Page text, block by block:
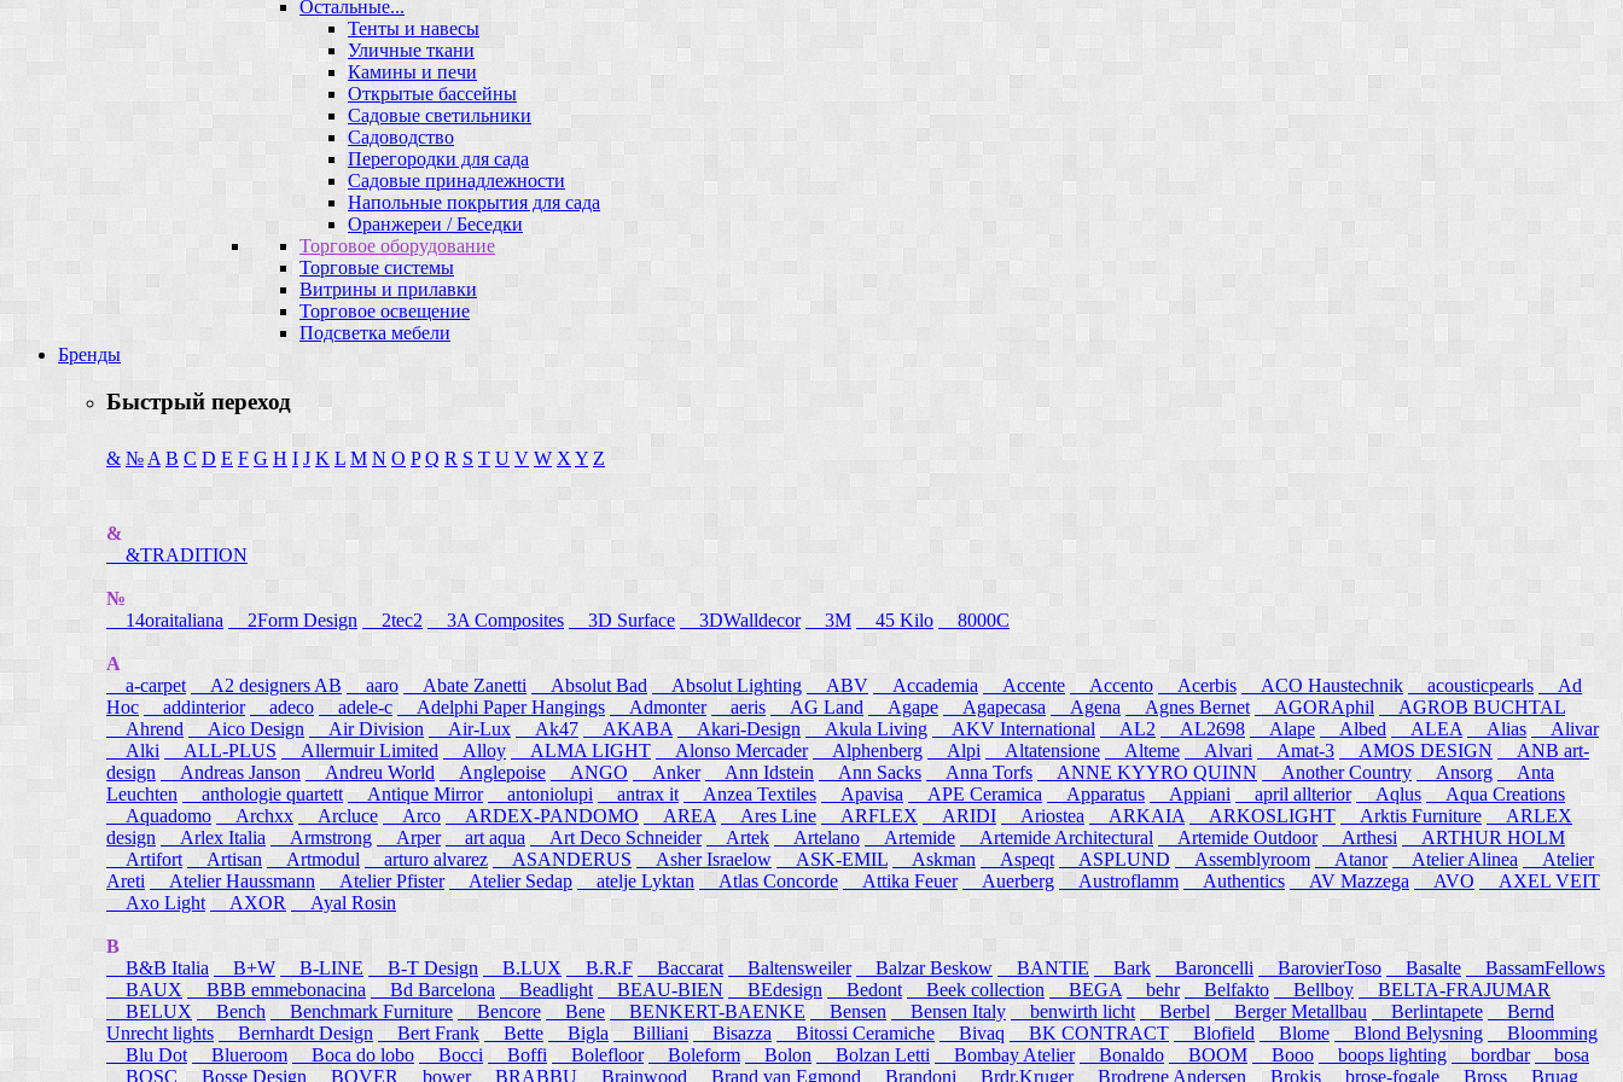
Остальные...
Тенты и навесы
Уличные ткани
Камины и печи
Открытые бассейны
Садовые светильники
Садоводство
Перегородки для сада
Садовые принадлежности
Напольные покрытия для сада
Оранжереи / Беседки
Торговое оборудование
Торговые системы
Витрины и прилавки
Торговое освещение
Подсветка мебели
Бренды
Быстрый переход
& № A B C D E F G H I J K L M N O P Q R S T U V W X Y Z
&
&TRADITION
№
14oraitaliana
2Form Design 2tec2 3A Composites 3D Surface 3DWalldecor 3M 45 Kilo 8000C
A
a-carpet
A2 designers AB aaro Abate Zanetti Absolut Bad Absolut Lighting ABV Accademia Accente Accento Acerbis ACO Haustechnik acousticpearls
Ad
Hoc
addinterior adeco adele-c Adelphi Paper Hangings Admonter aeris AG Land Agape Agapecasa Agena Agnes Bernet AGORAphil
AGROB BUCHTAL
Ahrend
Aico Design Air Division Air-Lux Ak47 AKABA Akari-Design Akula Living AKV International AL2 AL2698 Alape Albed ALEA Alias
Alivar
Alki
ALL-PLUS Allermuir Limited Alloy ALMA LIGHT Alonso Mercader Alphenberg Alpi Altatensione Alteme Alvari Amat-3 AMOS DESIGN
ANB art-
design
Andreas Janson Andreu World Anglepoise ANGO Anker Ann Idstein Ann Sacks Anna Torfs ANNE KYYRO QUINN Another Country Ansorg
Anta
Leuchten
anthologie quartett Antique Mirror antoniolupi antrax it Anzea Textiles Apavisa APE Ceramica Apparatus Appiani april allterior Aqlus Aqua Creations
Aquadomo
Archxx Arcluce Arco ARDEX-PANDOMO AREA Ares Line ARFLEX ARIDI Ariostea ARKAIA ARKOSLIGHT Arktis Furniture
ARLEX
design
Arlex Italia Armstrong Arper art aqua Art Deco Schneider Artek Artelano Artemide Artemide Architectural Artemide Outdoor Arthesi
ARTHUR HOLM
Artifort
Artisan Artmodul arturo alvarez ASANDERUS Asher Israelow ASK-EMIL Askman Aspeqt ASPLUND Assemblyroom Atanor Atelier Alinea
Atelier
Areti
Atelier Haussmann Atelier Pfister Atelier Sedap atelje Lyktan Atlas Concorde Attika Feuer Auerberg Austroflamm Authentics AV Mazzega AVO
AXEL VEIT
Axo Light
AXOR Ayal Rosin
B
B&B Italia
B+W B-LINE B-T Design B.LUX B.R.F Baccarat Baltensweiler Balzar Beskow BANTIE Bark Baroncelli BarovierToso Basalte
BassamFellows
BAUX
BBB emmebonacina Bd Barcelona Beadlight BEAU-BIEN BEdesign Bedont Beek collection BEGA behr Belfakto Bellboy
BELTA-FRAJUMAR
BELUX
Bench Benchmark Furniture Bencore Bene BENKERT-BAENKE Bensen Bensen Italy benwirth licht Berbel Berger Metallbau Berlintapete
Bernd
Unrecht lights
Bernhardt Design Bert Frank Bette Bigla Billiani Bisazza Bitossi Ceramiche Bivaq BK CONTRACT Blofield Blome Blond Belysning
Bloomming
Blu Dot
Blueroom Boca do lobo Bocci Boffi Bolefloor Boleform Bolon Bolzan Letti Bombay Atelier Bonaldo BOOM Booo boops lighting bordbar
bosa
BOSC Bosse Design BOVER bower BRABBU Brainwood Brand van Egmond Brandoni Brdr.Kruger Brodrene Andersen Brokis brose-fogale Bross Bruag